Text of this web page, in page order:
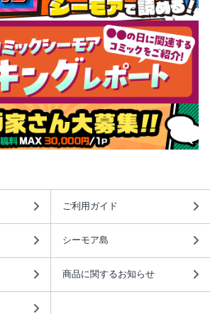
ご利用ガイド
シーモア島
商品に関するお知らせ